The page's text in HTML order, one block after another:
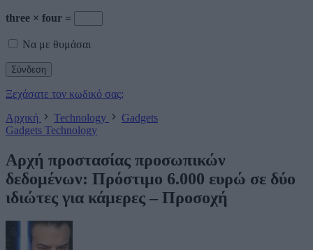
three × four =
Να με θυμάσαι
Ξεχάσατε τον κωδικό σας;
Αρχική
Technology
Gadgets
Gadgets Technology
Αρχή προστασίας προσωπικών
δεδομένων: Πρόστιμο 6.000 ευρώ σε δύο
ιδιώτες για κάμερες – Προσοχή